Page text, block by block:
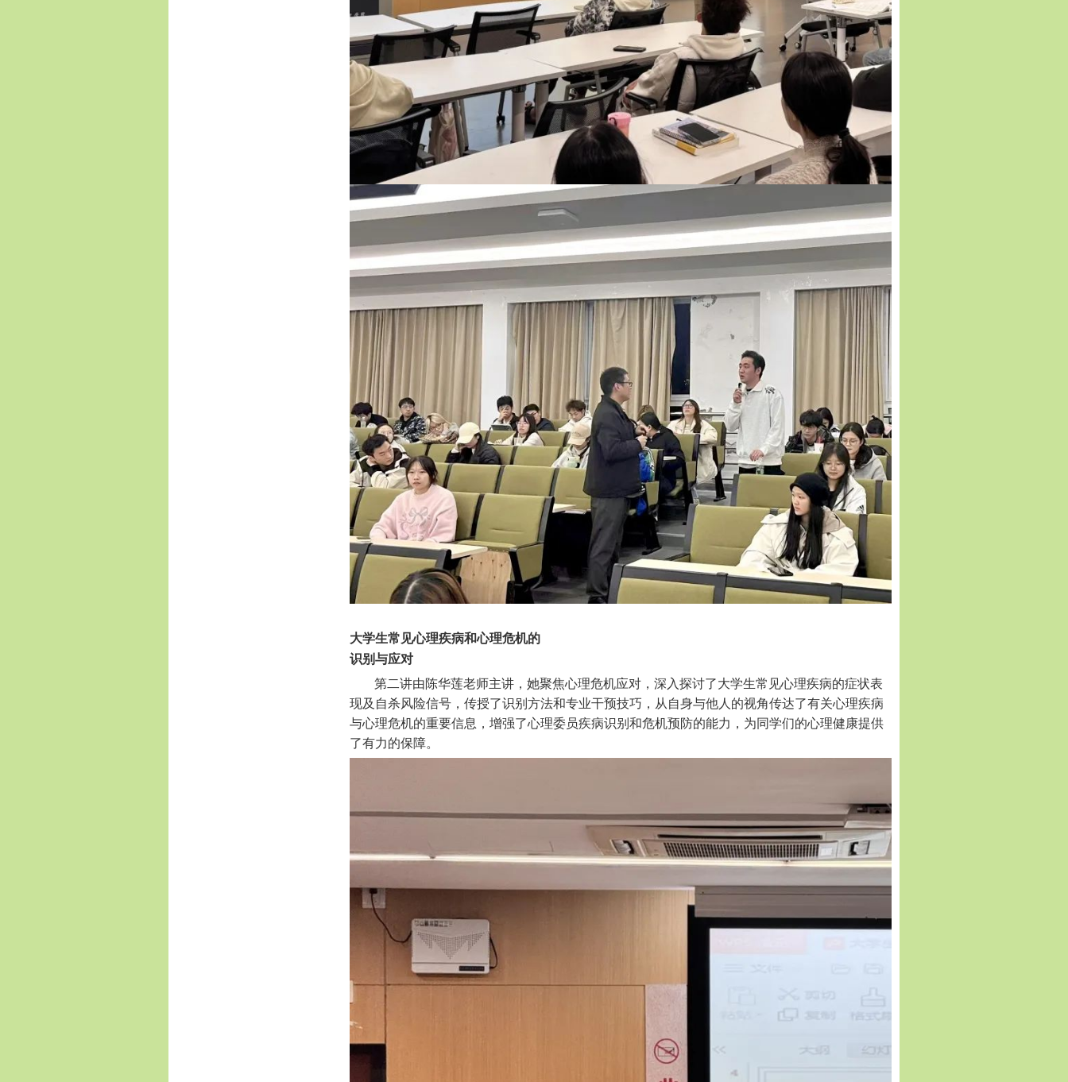
大学生常见心理疾病和心理危机的
识别与应对
第二讲由陈华莲老师主讲，她聚焦心理危机应对，深入探讨了大学生常见心理疾病的症状表
现及自杀风险信号，传授了识别方法和专业干预技巧，从自身与他人的视角传达了有关心理疾病
与心理危机的重要信息，增强了心理委员疾病识别和危机预防的能力，为同学们的心理健康提供
了有力的保障。